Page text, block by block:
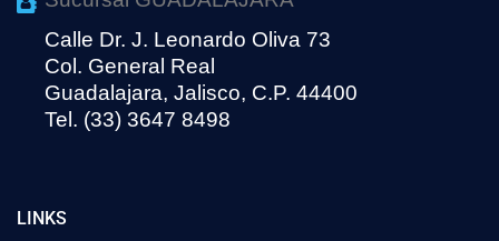
Calle Dr. J. Leonardo Oliva 73
Col. General Real
Guadalajara, Jalisco, C.P. 44400
Tel. (33) 3647 8498
LINKS